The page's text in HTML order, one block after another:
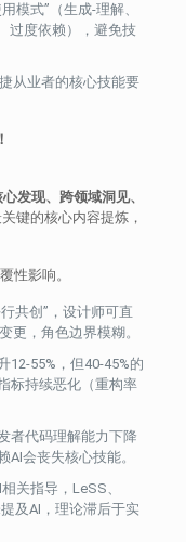
模式”（生成-理解、
过度依赖），避免技
从业者的核心技能要
发现、跨领域洞见、
键的核心内容提炼，
性影响。
共创”，设计师可直
更，角色边界模糊。
12-55%，但40-45%的
标持续恶化（重构率
者代码理解能力下降
AI会丧失核心技能。
关指导，LeSS、
及AI，理论滞后于实